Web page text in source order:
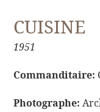
CUISINE
1951
Commanditaire:
Photographe: